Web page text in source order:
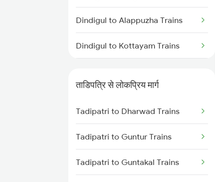
Tadipatri to Adoni Trains
Tadipatri to Arakkonam Trains
Tadipatri to Nandalur Trains
Tadipatri to Dibbanadoddi
Tadipatri to Chennai Trains
Dindigul to Alappuzha Trains
Dindigul to Kottayam Trains
Dindigul to Udhampur Trains
Dindigul to Paramakudi Trains
Dindigul to Bhopal Trains
ताडिपत्रि से लोकप्रिय मार्ग
Tadipatri to Dharwad Trains
Tadipatri to Guntur Trains
Tadipatri to Guntakal Trains